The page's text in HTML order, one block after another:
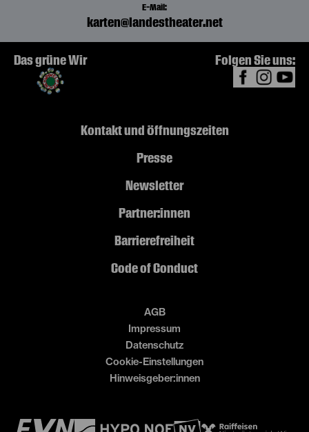
E-Mail:
karten@landestheater.net
Das grüne Wir Folgen Sie uns:
Kontakt und Öffnungszeiten
Presse
Newsletter
Partner:innen
Barrierefreiheit
Code of Conduct
AGB
Impressum
Datenschutz
Cookie-Einstellungen
Hinweisgeber:innen